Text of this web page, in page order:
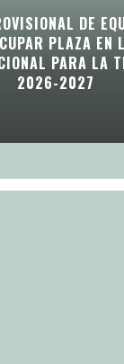
DE
PLAZA EN
PARA LA
2026-2027